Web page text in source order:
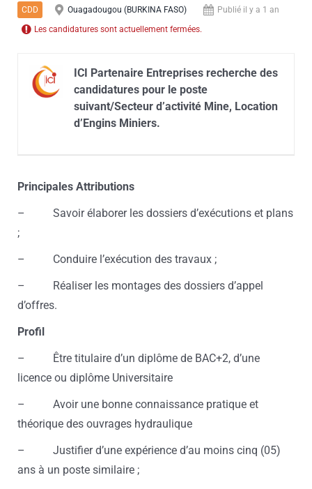
CDD Ouagadougou (BURKINA FASO)
Publié il y a 1 an
Les candidatures sont actuellement fermées.
ICI Partenaire Entreprises recherche des
candidatures pour le poste
suivant/Secteur d’activité Mine, Location
d’Engins Miniers.
Principales Attributions
– Savoir élaborer les dossiers d’exécutions et plans
;
– Conduire l’exécution des travaux ;
– Réaliser les montages des dossiers d’appel
d’offres.
Profil
– Être titulaire d’un diplôme de BAC+2, d’une
licence ou diplôme Universitaire
– Avoir une bonne connaissance pratique et
théorique des ouvrages hydraulique
– Justifier d’une expérience d’au moins cinq (05)
ans à un poste similaire ;